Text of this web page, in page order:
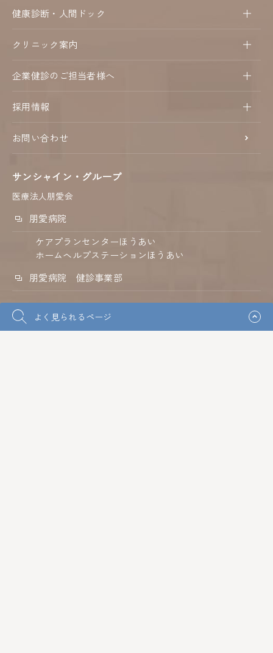
よく見られるページ
健康診断・人間ドック
クリニック案内
企業健診のご担当者様へ
採用情報
お問い合わせ
サンシャイン・グループ
医療法人朋愛会
朋愛病院
ケアプランセンターほうあい
ホームヘルプステーションほうあい
朋愛病院 健診事業部
淀屋橋健診プラザ